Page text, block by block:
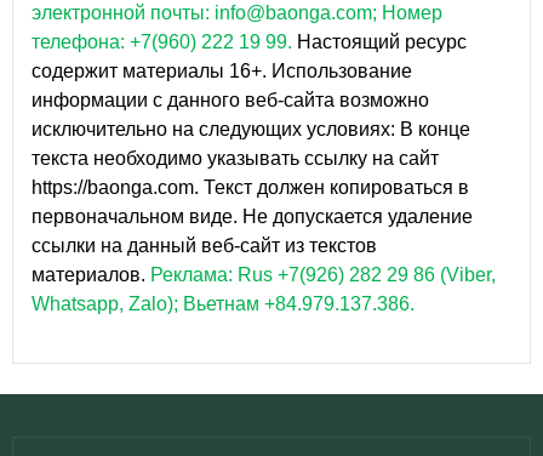
электронной почты: info@baonga.com; Номер
телефона: +7(960) 222 19 99. Настоящий ресурс
содержит материалы 16+. Использование
информации с данного веб-сайта возможно
исключительно на следующих условиях: В конце
текста необходимо указывать ссылку на сайт
https://baonga.com. Текст должен копироваться в
первоначальном виде. Не допускается удаление
ссылки на данный веб-сайт из текстов
материалов. Реклама: Rus +7(926) 282 29 86 (Viber,
Whatsapp, Zalo); Вьетнам +84.979.137.386.